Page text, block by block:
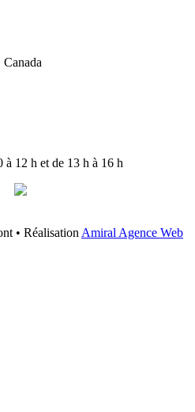
12 h et de 13 h à 16 h
• Réalisation Amiral Agence Web